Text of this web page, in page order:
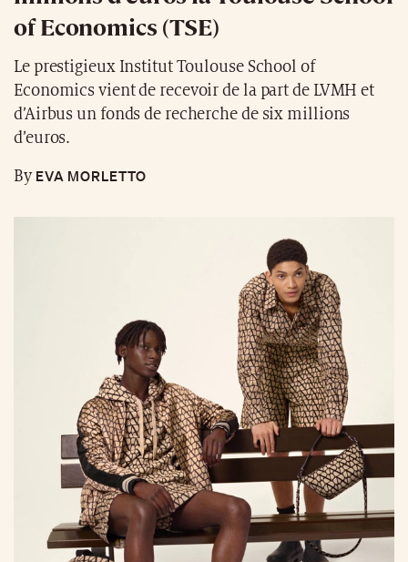
of Economics (TSE)
Le prestigieux Institut Toulouse School of
Economics vient de recevoir de la part de LVMH et
d’Airbus un fonds de recherche de six millions
d’euros.
ByEVA MORLETTO